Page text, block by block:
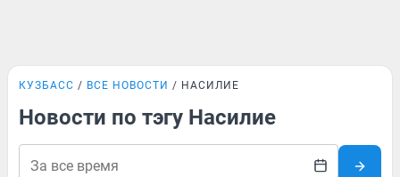
КУЗБАСС ВСЕ НОВОСТИ НАСИЛИЕ
Новости по тэгу Насилие